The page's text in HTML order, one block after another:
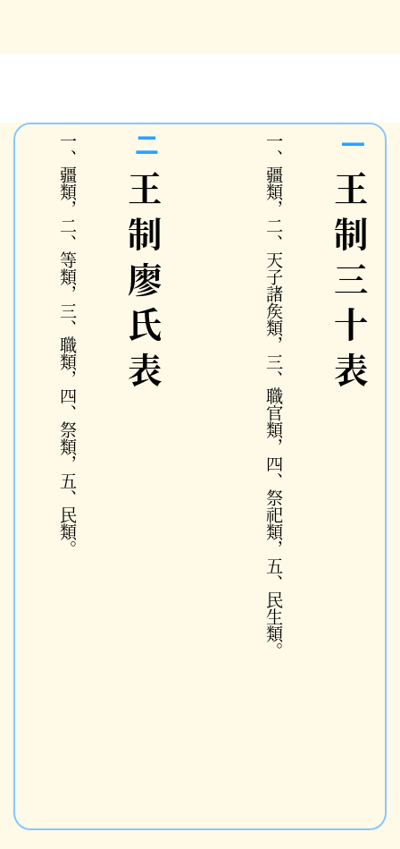
王制三十表
一、疆類，二、天子諸矦類，三、職官類，四、祭祀類，五、民生類。
王制廖氏表
一、疆類，二、等類，三、職類，四、祭類，五、民類。